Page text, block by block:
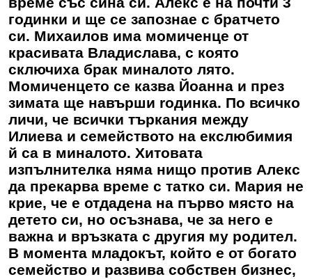
годинки и ще се запознае с братчето
си. Михаилов има момиченце от
красивата Владислава, с която
сключиха брак миналото лято.
Момиченцето се казва Йоанна и през
зимата ще навърши rодинка. По всичко
личи, че всички търкания между
Илиева и семейството на екслюбимия
й са в миналото. Хитовата
изпълнителка няма нищо против Алекс
да прекарва време с татко си. Мария не
крие, че е отдадена на първо място на
детето си, но осъзнава, че за него е
важна и връзката с другия му родител.
В момента младокът, който е от богато
семейство и развива собствен бизнес,